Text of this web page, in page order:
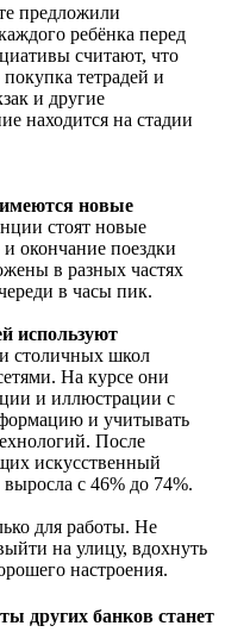
предложили
ребёнка перед
считают, что
тетрадей и
и другие
находится на стадии
новые
стоят новые
окончание поездки
в разных частях
в часы пик.
используют
столичных школ
На курсе они
и иллюстрации с
и учитывать
После
искусственный
с 46% до 74%.
для работы. Не
на улицу, вдохнуть
настроения.
других банков станет